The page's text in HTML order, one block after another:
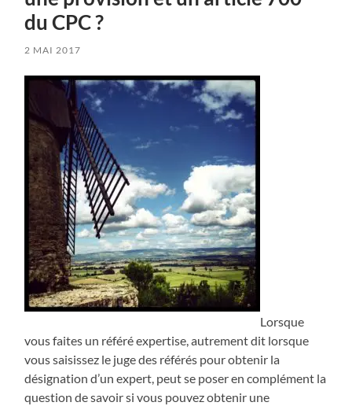
du CPC ?
2 MAI 2017
Lorsque
vous faites un référé expertise, autrement dit lorsque
vous saisissez le juge des référés pour obtenir la
désignation d’un expert, peut se poser en complément la
question de savoir si vous pouvez obtenir une